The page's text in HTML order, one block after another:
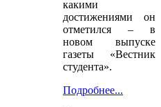
какими
достижениями он
отметился – в
новом выпуске
газеты «Вестник
студента».
Подробнее...